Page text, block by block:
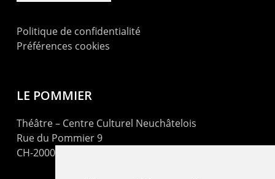
Politique de confidentialité
Préférences cookies
LE POMMIER
Théâtre – Centre Culturel Neuchâtelois
Rue du Pommier 9
CH-2000 Neuchâtel